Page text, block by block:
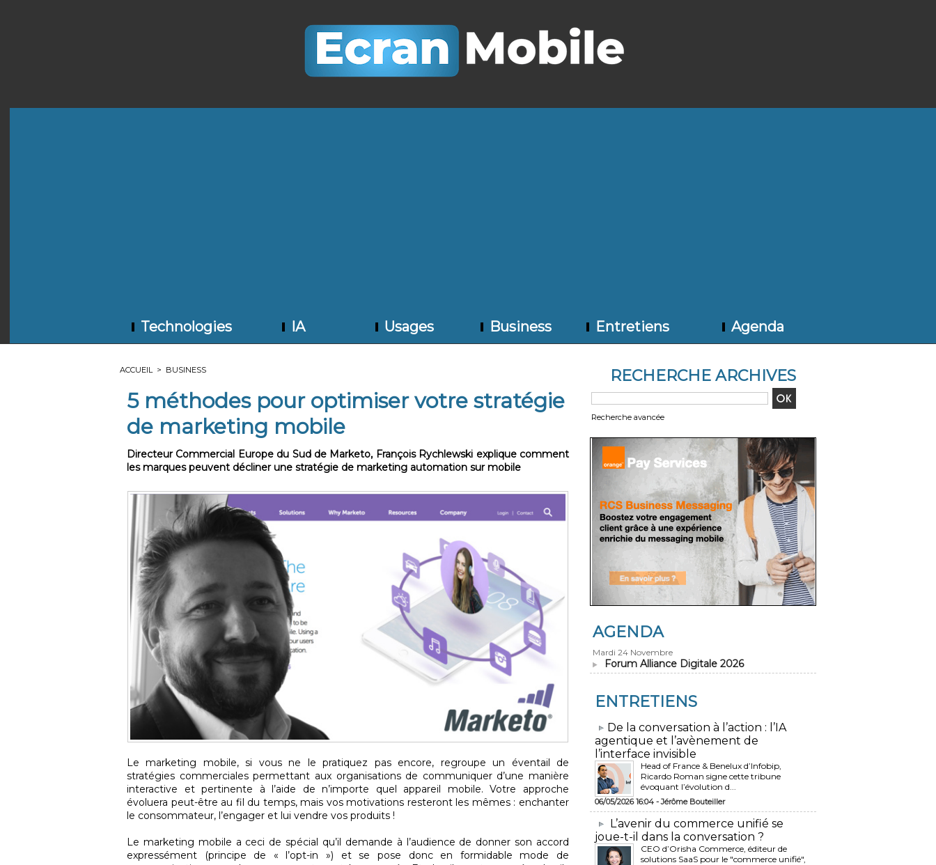
Technologies IA Usages Business Entretiens Agenda
ACCUEIL > BUSINESS
5 méthodes pour optimiser votre stratégie
de marketing mobile
Directeur Commercial Europe du Sud de Marketo, François Rychlewski explique comment
les marques peuvent décliner une stratégie de marketing automation sur mobile
Le marketing mobile, si vous ne le pratiquez pas encore, regroupe un éventail de
stratégies commerciales permettant aux organisations de communiquer d’une manière
interactive et pertinente à l’aide de n’importe quel appareil mobile. Votre approche
évoluera peut-être au fil du temps, mais vos motivations resteront les mêmes : enchanter
le consommateur, l’engager et lui vendre vos produits !
Le marketing mobile a ceci de spécial qu’il demande à l’audience de donner son accord
expressément (principe de « l’opt-in ») et se pose donc en formidable mode de
RECHERCHE ARCHIVES
Recherche avancée
AGENDA
Mardi 24 Novembre
Forum Alliance Digitale 2026
ENTRETIENS
​De la conversation à l’action : l’IA
agentique et l’avènement de
l’interface invisible
Head of France & Benelux d’Infobip,
Ricardo Roman signe cette tribune
évoquant l’évolution d...
06/05/2026 16:04 -Jérôme Bouteiller
L’avenir du commerce unifié se
joue-t-il dans la conversation ?
CEO d’Orisha Commerce, éditeur de
solutions SaaS pour le "commerce unifié",